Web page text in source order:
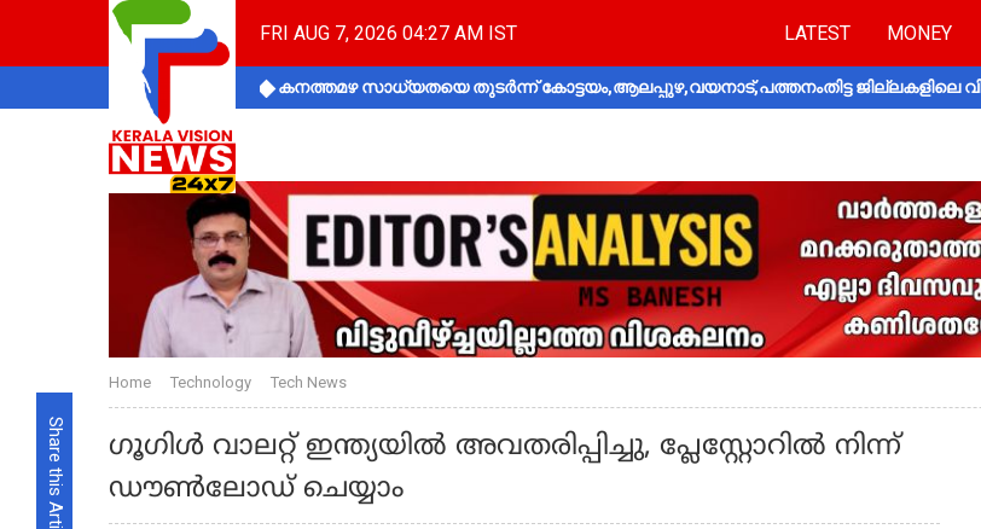
FRI AUG 7, 2026 04:27 AM IST LATEST MONEY
കനത്തമഴ സാധ്യതയെ തുടർന്ന് കോട്ടയം,ആലപ്പുഴ,വയനാട്,പത്തനംതിട്ട ജില്ലകളിലെ
Share this Article
Home Technology Tech News
ഗൂഗിള്‍ വാലറ്റ് ഇന്ത്യയിൽ അവതരിപ്പിച്ചു, പ്ലേസ്റ്റോറില്‍ നിന്ന്
ഡൗണ്‍ലോഡ് ചെയ്യാം